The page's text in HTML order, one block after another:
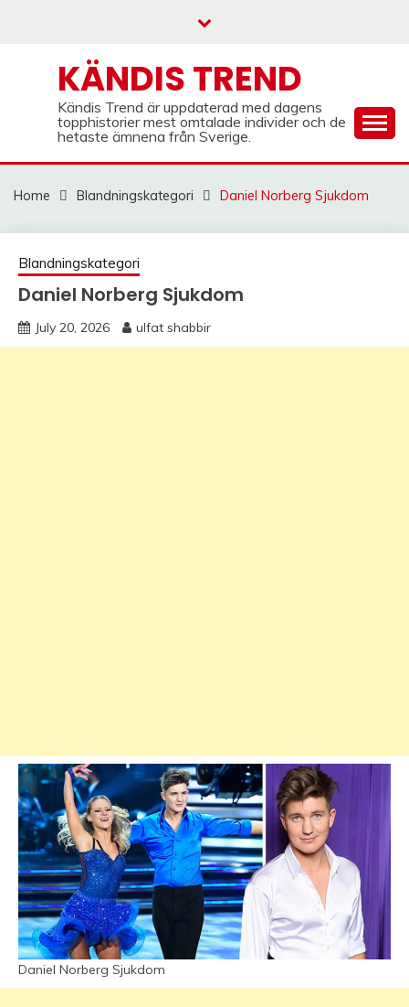
KÄNDIS TREND
Kändis Trend är uppdaterad med dagens
topphistorier mest omtalade individer och de
hetaste ämnena från Sverige.
Home Blandningskategori Daniel Norberg Sjukdom
Blandningskategori
Daniel Norberg Sjukdom
July 20, 2026 ulfat shabbir
Daniel Norberg Sjukdom